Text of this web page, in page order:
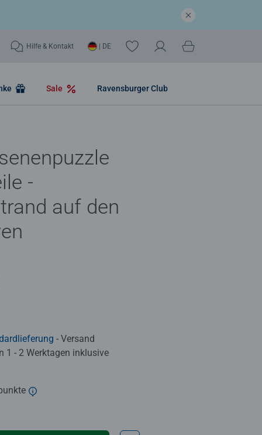
Hilfe & Kontakt | DE
Sale Ravensburger Club
-
auf den
- Versand
1 - 2 Werktagen inklusive